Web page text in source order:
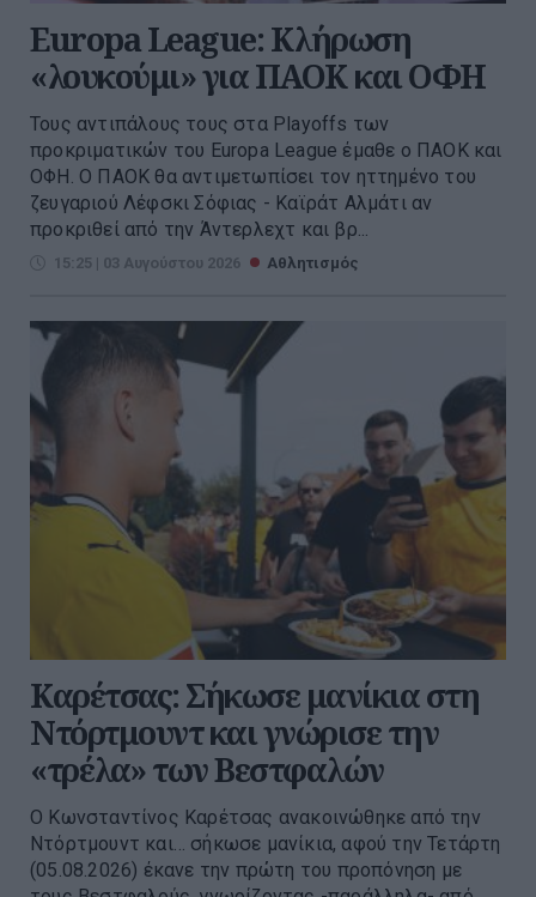
Europa League: Κλήρωση
«λουκούμι» για ΠΑΟΚ και ΟΦΗ
Τους αντιπάλους τους στα Playoffs των
προκριματικών του Europa League έμαθε ο ΠΑΟΚ και
ΟΦΗ. Ο ΠΑΟΚ θα αντιμετωπίσει τον ηττημένο του
ζευγαριού Λέφσκι Σόφιας - Καϊράτ Αλμάτι αν
προκριθεί από την Άντερλεχτ και βρ...
15:25 | 03 Αυγούστου 2026 Αθλητισμός
Καρέτσας: Σήκωσε μανίκια στη
Ντόρτμουντ και γνώρισε την
«τρέλα» των Βεστφαλών
Ο Κωνσταντίνος Καρέτσας ανακοινώθηκε από την
Ντόρτμουντ και… σήκωσε μανίκια, αφού την Τετάρτη
(05.08.2026) έκανε την πρώτη του προπόνηση με